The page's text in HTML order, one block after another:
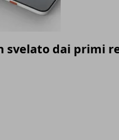
svelato dai primi